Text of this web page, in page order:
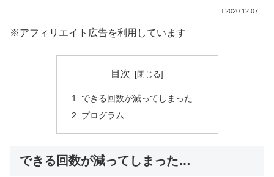
2020.12.07
※アフィリエイト広告を利用しています
目次
できる回数が減ってしまった…
プログラム
できる回数が減ってしまった…